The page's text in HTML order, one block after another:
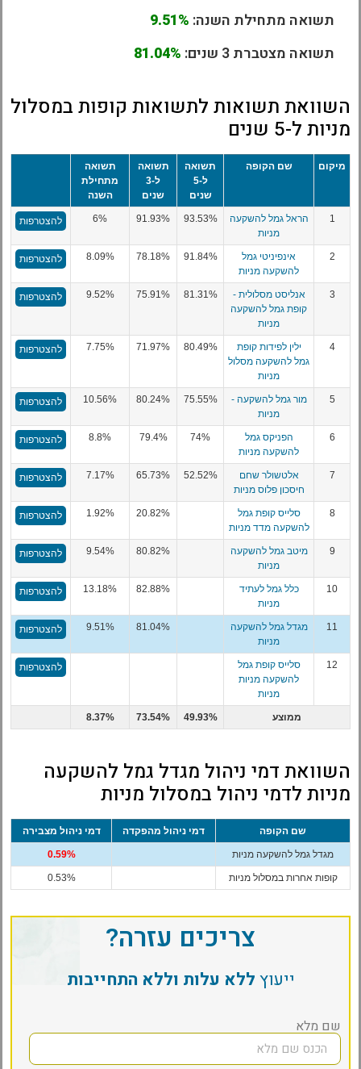
תשואה מתחילת השנה: 9.51%
תשואה מצטברת 3 שנים:
81.04%
השוואת תשואות לתשואות קופות במסלול
מניות ל-5 שנים
מיקום שם הקופה
תשואה
ל-5
שנים
תשואה
ל-3
שנים
תשואה
מתחילת
השנה
1
הראל גמל להשקעה
מניות
93.53%
91.93%
6% להצטרפות
2
אינפיניטי גמל
להשקעה מניות
91.84%
78.18%
8.09% להצטרפות
3
אנליסט מסלולית -
קופת גמל להשקעה
מניות
81.31%
75.91%
9.52% להצטרפות
4
ילין לפידות קופת
גמל להשקעה מסלול
מניות
80.49%
71.97%
7.75% להצטרפות
5
מור גמל להשקעה -
מניות
75.55%
80.24%
10.56% להצטרפות
6
הפניקס גמל
להשקעה מניות
74%
79.4%
8.8% להצטרפות
7
אלטשולר שחם
חיסכון פלוס מניות
52.52%
65.73%
7.17% להצטרפות
8
סלייס קופת גמל
להשקעה מדד מניות
20.82%
1.92% להצטרפות
9
מיטב גמל להשקעה
מניות
80.82%
9.54% להצטרפות
10
כלל גמל לעתיד
מניות
82.88%
13.18% להצטרפות
11
מגדל גמל להשקעה
מניות
81.04%
9.51% להצטרפות
12
סלייס קופת גמל
להשקעה מניות
מניות
להצטרפות
ממוצע 49.93%
73.54%
8.37%
השוואת דמי ניהול מגדל גמל להשקעה
מניות לדמי ניהול במסלול מניות
שם הקופה דמי ניהול מהפקדה דמי ניהול מצבירה
מגדל גמל להשקעה מניות 0.59%
קופות אחרות במסלול מניות 0.53%
צריכים עזרה?
ייעוץללא עלות וללא התחייבות
שם מלא